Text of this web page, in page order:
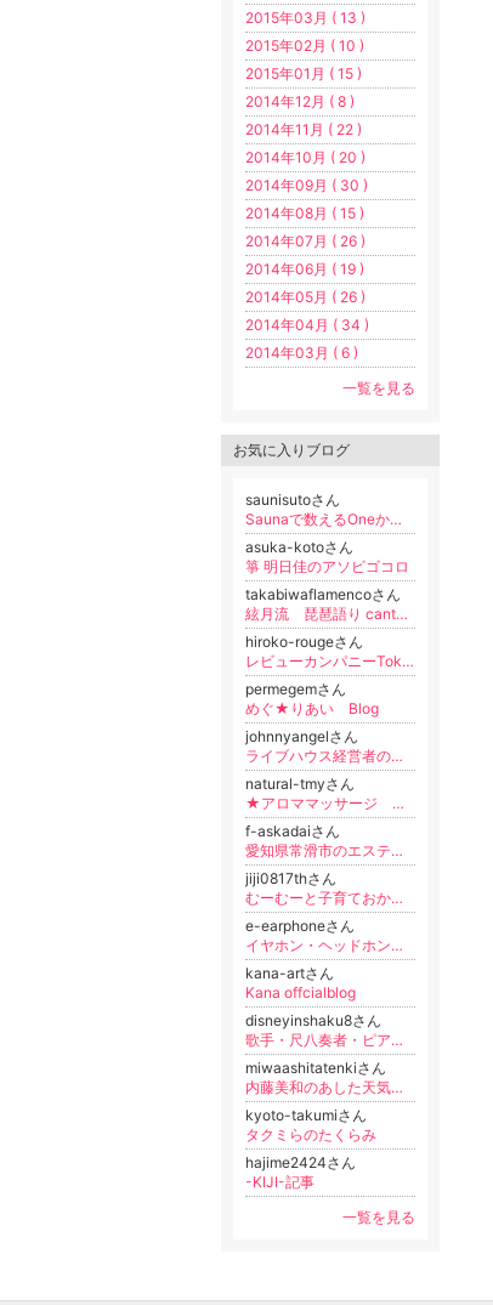
2015年03月 ( 13 )
2015年02月 ( 10 )
2015年01月 ( 15 )
2014年12月 ( 8 )
2014年11月 ( 22 )
2014年10月 ( 20 )
2014年09月 ( 30 )
2014年08月 ( 15 )
2014年07月 ( 26 )
2014年06月 ( 19 )
2014年05月 ( 26 )
2014年04月 ( 34 )
2014年03月 ( 6 )
一覧を見る
お気に入りブログ
saunisutoさん
Saunaで数えるOneからThousandオフィシャルブログ Powered by Ameba
asuka-kotoさん
箏 明日佳のアソビゴコロ
takabiwaflamencoさん
絃月流 琵琶語り cantaor 須田隆久のブログ
hiroko-rougeさん
レビューカンパニーTokyo ROUGE 田中浩子Blog
permegemさん
めぐ★りあい Blog
johnnyangelさん
ライブハウス経営者の濃い話(小岩)じょにえん日記
natural-tmyさん
★アロママッサージ フェイシャル マタニティ 産後ケア★女性専用サロン★Ｎａｔｕｒａｌ★
f-askadaiさん
愛知県常滑市のエステサロン ☆Ciano☆
jiji0817thさん
むーむーと子育ておかあさん
e-earphoneさん
イヤホン・ヘッドホン専門店 旧ｅ☆イヤホンのＢｌｏｇ
kana-artさん
Kana offcialblog
disneyinshaku8さん
歌手・尺八奏者・ピアニスト 松村湧太Official Blog
miwaashitatenkiさん
内藤美和のあした天気になあれ。
kyoto-takumiさん
タクミらのたくらみ
hajime2424さん
-KIJI-記事
一覧を見る